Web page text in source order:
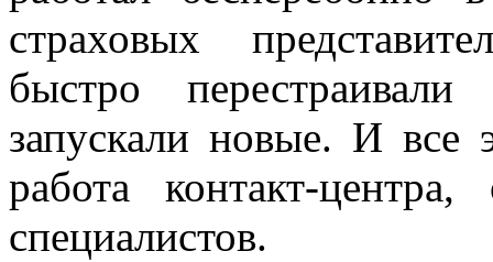
страховых
быстро
запускали новые. И все
работа контакт-
специалистов.